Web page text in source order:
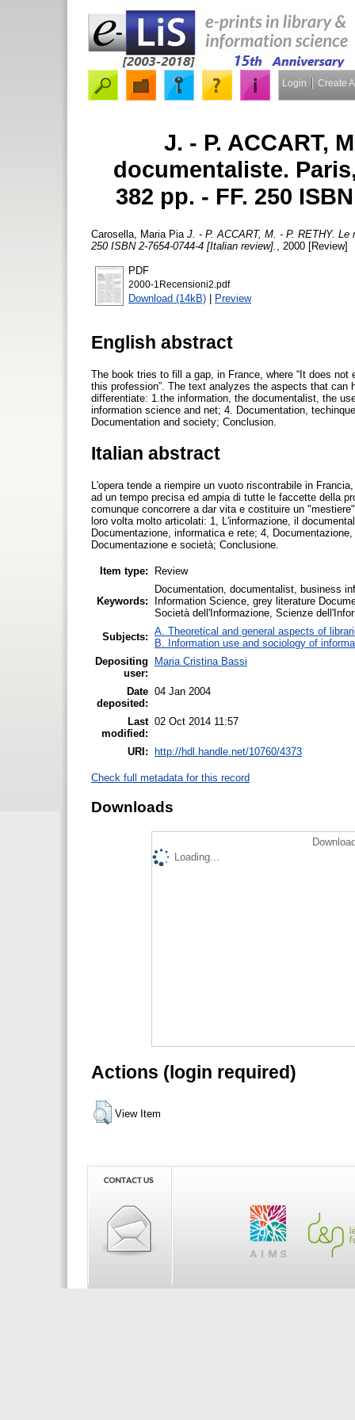
Login Create
J. - P. ACCART,
documentaliste.
382 pp. - FF. 250
Carosella, Maria Pia J. - P. ACCART, M. - P. RETHY.
250 ISBN 2-7654-0744-4 [Italian review].
, 2000 [Review]
PDF
2000-1Recensioni2.pdf
Download (14kB) | Preview
English abstract
The book tries to fill a gap, in France, where “It does
this profession”. The text analyzes the aspects that
differentiate: 1.the information, the documentalist, the
information science and net; 4. Documentation,
Documentation and society; Conclusion.
Italian abstract
L'opera tende a riempire un vuoto riscontrabile in
ad un tempo precisa ed ampia di tutte le faccette della
comunque concorrere a dar vita e costituire un
loro volta molto articolati: 1, L'informazione, il
Documentazione, informatica e rete; 4,
Documentazione e società; Conclusione.
Item type: Review
Keywords:
Documentation, documentalist, business
Information Science, grey literature
Società dell'Informazione, Scienze
Subjects: A. Theoretical and general aspects of
B. Information use and sociology of
Depositing
user:
Maria Cristina Bassi
Date
deposited:
04 Jan 2004
Last
modified:
02 Oct 2014 11:57
URI: http://hdl.handle.net/10760/4373
Check full metadata for this record
Downloads
Loading...
Actions (login required)
View Item